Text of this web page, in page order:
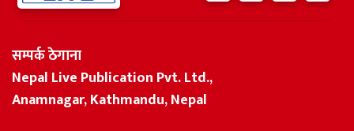
सम्पर्क ठेगाना
Nepal Live Publication Pvt. Ltd.,
Anamnagar, Kathmandu, Nepal